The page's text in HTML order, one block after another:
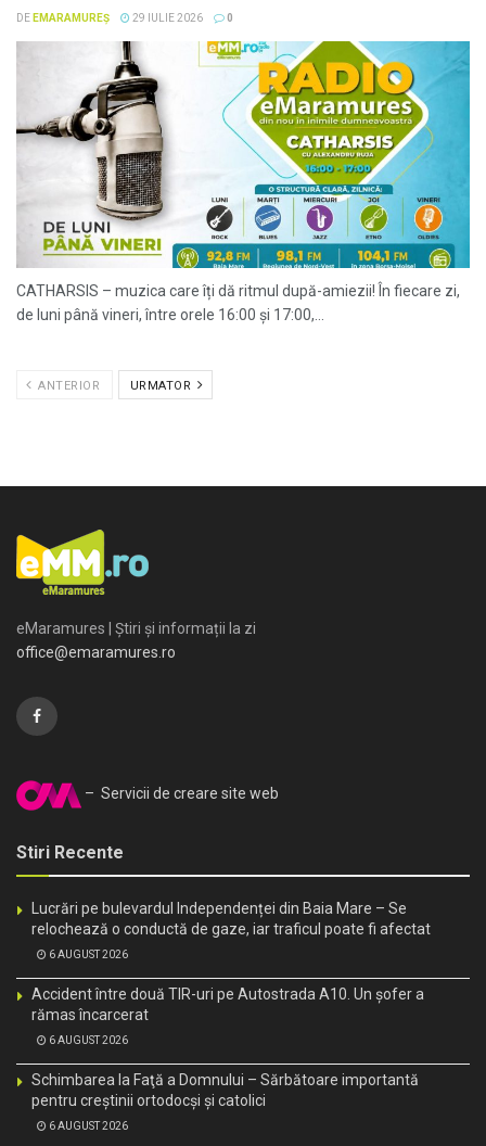
DE EMARAMUREȘ 29 IULIE 2026 0
CATHARSIS – muzica care îți dă ritmul după-amiezii! În fiecare zi,
de luni până vineri, între orele 16:00 și 17:00,...
ANTERIOR URMATOR
eMaramures | Știri și informații la zi
office@emaramures.ro
– Servicii de creare site web
Stiri Recente
Lucrări pe bulevardul Independenței din Baia Mare – Se
relochează o conductă de gaze, iar traficul poate fi afectat
6 AUGUST 2026
Accident între două TIR-uri pe Autostrada A10. Un șofer a
rămas încarcerat
6 AUGUST 2026
Schimbarea la Faţă a Domnului – Sărbătoare importantă
pentru creştinii ortodocşi şi catolici
6 AUGUST 2026